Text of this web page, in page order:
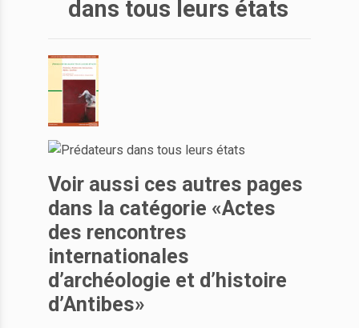
dans tous leurs états
Voir aussi ces autres pages
dans la catégorie «Actes
des rencontres
internationales
d’archéologie et d’histoire
d’Antibes»